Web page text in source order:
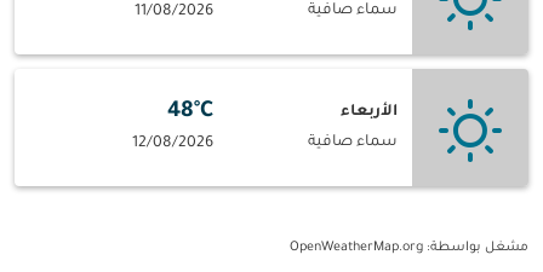
سماء صافية
11/08/2026
الأربعاء
سماء صافية
48°C
12/08/2026
مشغل بواسطة: OpenWeatherMap.org